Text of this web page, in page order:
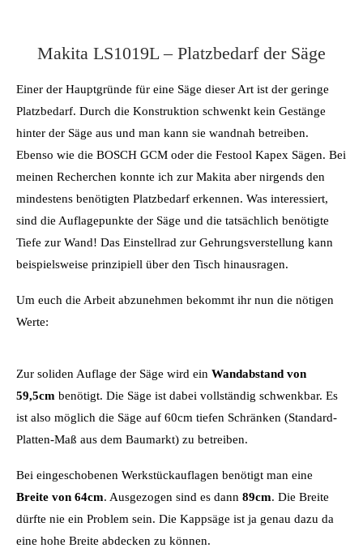
Makita LS1019L – Platzbedarf der Säge
Einer der Hauptgründe für eine Säge dieser Art ist der geringe
Platzbedarf. Durch die Konstruktion schwenkt kein Gestänge
hinter der Säge aus und man kann sie wandnah betreiben.
Ebenso wie die BOSCH GCM oder die Festool Kapex Sägen. Bei
meinen Recherchen konnte ich zur Makita aber nirgends den
mindestens benötigten Platzbedarf erkennen. Was interessiert,
sind die Auflagepunkte der Säge und die tatsächlich benötigte
Tiefe zur Wand! Das Einstellrad zur Gehrungsverstellung kann
beispielsweise prinzipiell über den Tisch hinausragen.
Um euch die Arbeit abzunehmen bekommt ihr nun die nötigen
Werte:
Zur soliden Auflage der Säge wird ein Wandabstand von
59,5cm benötigt. Die Säge ist dabei vollständig schwenkbar. Es
ist also möglich die Säge auf 60cm tiefen Schränken (Standard-
Platten-Maß aus dem Baumarkt) zu betreiben.
Bei eingeschobenen Werkstückauflagen benötigt man eine
Breite von 64cm. Ausgezogen sind es dann 89cm. Die Breite
dürfte nie ein Problem sein. Die Kappsäge ist ja genau dazu da
eine hohe Breite abdecken zu können.